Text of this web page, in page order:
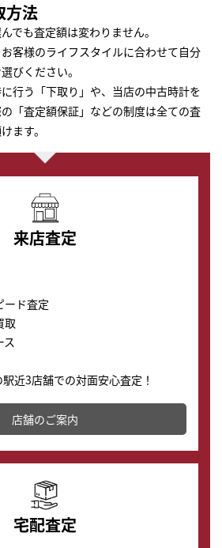
方法
でも査定額は変わりません。
客様のライフスタイルに合わせて自分
びください。
行う「下取り」や、当店の中古時計を
「査定額保証」などの制度は全ての査
ます。
来店査定
ード査定
取
ス
近3店舗での対面安心査定！
ます。渋谷本店では、時計販売の
、下取りに出してお得に新しい時計
店舗のご案内
宅配査定